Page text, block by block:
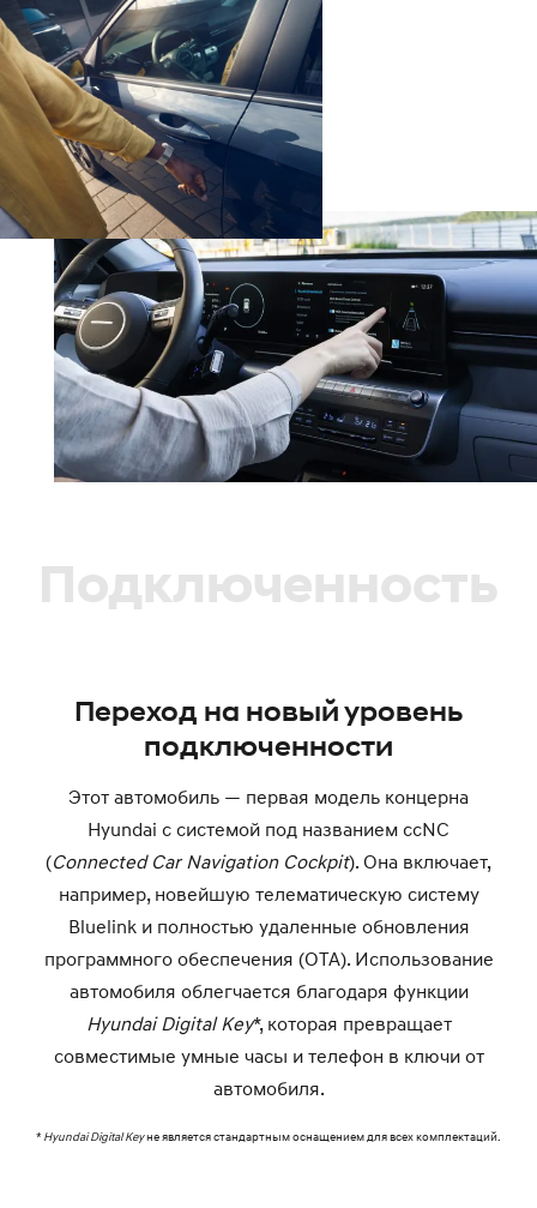
Подключенность
Переход на новый уровень
подключенности
Этот автомобиль — первая модель концерна
Hyundai с системой под названием ccNC
(Connected Car Navigation Cockpit). Она включает,
например, новейшую телематическую систему
Bluelink и полностью удаленные обновления
программного обеспечения (OTA). Использование
автомобиля облегчается благодаря функции
Hyundai Digital Key*, которая превращает
совместимые умные часы и телефон в ключи от
автомобиля.
* Hyundai Digital Keyне является стандартным оснащением для всех комплектаций.